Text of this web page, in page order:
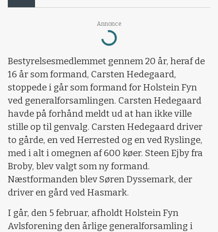
Annonce
Loading...
Bestyrelsesmedlemmet gennem 20 år, heraf de
16 år som formand, Carsten Hedegaard,
stoppede i går som formand for Holstein Fyn
ved generalforsamlingen. Carsten Hedegaard
havde på forhånd meldt ud at han ikke ville
stille op til genvalg. Carsten Hedegaard driver
to gårde, en ved Herrested og en ved Ryslinge,
med i alt i omegnen af 600 køer. Steen Ejby fra
Broby, blev valgt som ny formand.
Næstformanden blev Søren Dyssemark, der
driver en gård ved Hasmark.
I går, den 5 februar, afholdt Holstein Fyn
Avlsforening den årlige generalforsamling i